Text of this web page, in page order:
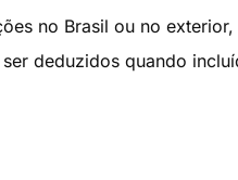
no Brasil ou no
deduzidos quando